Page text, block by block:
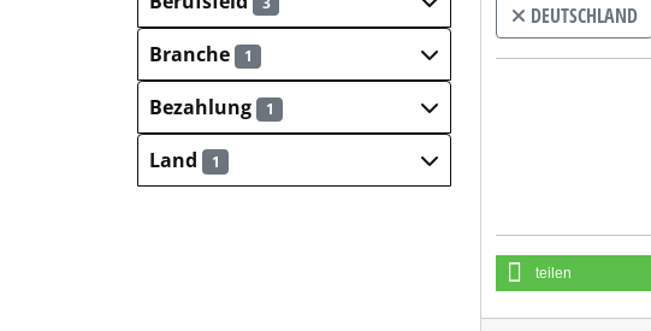
Branche 1
Bezahlung 1
Land 1
DEUTSCHLAND
teilen